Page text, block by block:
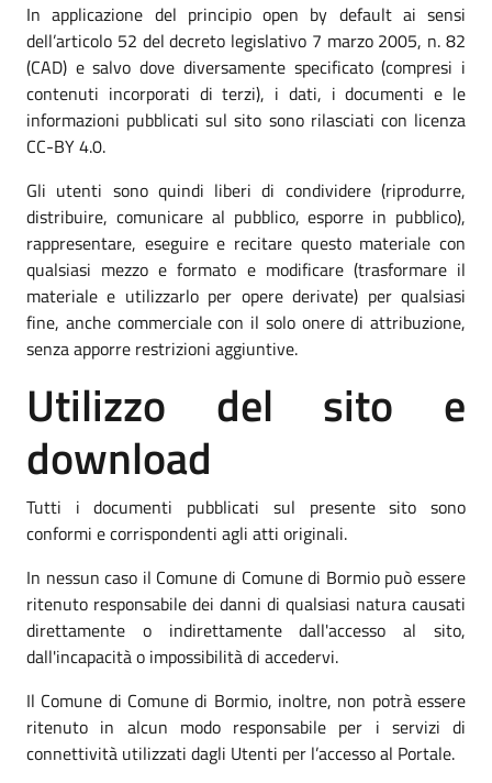
In applicazione del principio open by default ai sensi
dell’articolo 52 del decreto legislativo 7 marzo 2005, n. 82
(CAD) e salvo dove diversamente specificato (compresi i
contenuti incorporati di terzi), i dati, i documenti e le
informazioni pubblicati sul sito sono rilasciati con licenza
CC-BY 4.0.
Gli utenti sono quindi liberi di condividere (riprodurre,
distribuire, comunicare al pubblico, esporre in pubblico),
rappresentare, eseguire e recitare questo materiale con
qualsiasi mezzo e formato e modificare (trasformare il
materiale e utilizzarlo per opere derivate) per qualsiasi
fine, anche commerciale con il solo onere di attribuzione,
senza apporre restrizioni aggiuntive.
Utilizzo del sito e
download
Tutti i documenti pubblicati sul presente sito sono
conformi e corrispondenti agli atti originali.
In nessun caso il Comune di Comune di Bormio può essere
ritenuto responsabile dei danni di qualsiasi natura causati
direttamente o indirettamente dall'accesso al sito,
dall'incapacità o impossibilità di accedervi.
Il Comune di Comune di Bormio, inoltre, non potrà essere
ritenuto in alcun modo responsabile per i servizi di
connettività utilizzati dagli Utenti per l’accesso al Portale.